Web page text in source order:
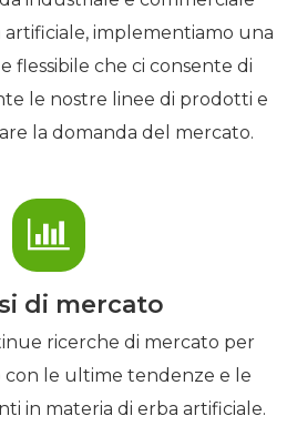
artificiale, implementiamo una
flessibile che ci consente di
le nostre linee di prodotti e
la domanda del mercato.
di mercato
ricerche di mercato per
con le ultime tendenze e le
in materia di erba artificiale.